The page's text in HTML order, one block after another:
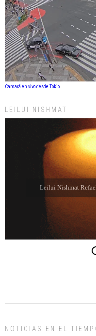
Camará en vivo desde Tokio
LEILUI NISHMAT
Leilui Nishmat
NOTICIAS EN EL